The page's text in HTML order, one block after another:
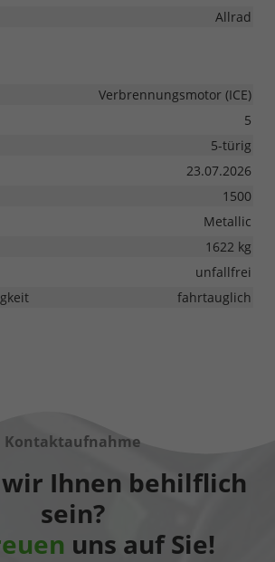
Allrad
Verbrennungsmotor (ICE)
5
5-türig
23.07.2026
1500
Metallic
1622 kg
unfallfrei
fahrtauglich
Kontaktaufnahme
Ihnen behilflich
sein?
uns auf Sie!